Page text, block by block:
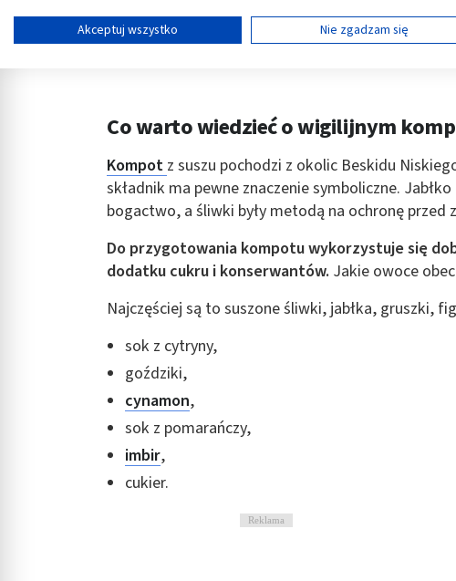
Co warto wiedzieć o wigilijnym
Kompot z suszu pochodzi z okolic Beskidu
składnik ma pewne znaczenie symboliczne.
bogactwo, a śliwki były metodą na ochronę przed
Do przygotowania kompotu wykorzystuje się
dodatku cukru i konserwantów. Jakie owoce
Najczęściej są to suszone śliwki, jabłka, gruszki,
sok z cytryny,
goździki,
cynamon,
sok z pomarańczy,
imbir,
cukier.
Reklama
Tworzenie profili w celu spersonalizowanych reklam
Wykorzystywanie profili w celu doboru spersonalizowanych treści
Pomiar efektywności reklam
Pomiar efektywności treści
Rozumienie odbiorców dzięki statystyce lub kombinacji danych z
Rozwój i ulepszanie usług
Wykorzystywanie ograniczonych danych do wyboru treści
Funkcje specjalne IAB:
Użycie dokładnych danych geolokalizacyjnych
Identyfikowanie urządzeń na podstawie aktywnie żądanych informacji
Cele przetwarzania inne niż IAB:
Akceptuj wszystko Nie zgadzam się